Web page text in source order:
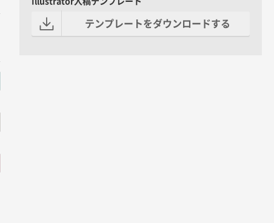
テンプレートをダウンロードする